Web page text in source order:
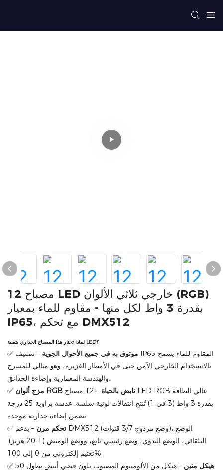
12 مصباح LED خارجي ثلاثي الألوان (RGB)
بقدرة 3 واط لكل منها - مقاوم للماء بمعيار
IP65، مع تحكم DMX512
لماذا تختار هذا المصباح الجداري بتقنية LED؟
✅ موثوق به في جميع الأحوال الجوية – تصنيف IP65 المقاوم للماء يسمح
بالاستخدام الخارجي الآمن حتى في الأمطار الغزيرة، وهو مثالي للمسرح
والهندسة المعمارية وإضاءة الحدائق.
✅
مزج ألوان RGB نابض بالحياة
– 12 مصباح LED RGB عالي الطاقة
بقدرة 3 واط (3 في 1) تُنتج انتقالات لونية سلسة. عدسة بزاوية 25 درجة
تضمن إضاءة جدارية موحدة.
✅
تحكم مرن – يدعم DMX512 (وضع مزدوج 3/7 قنوات)، الوضع
التلقائي، الوضع اليدوي، وضع رئيسي-تابع، ووضع الوميض (1-20 هرتز).
تعتيم إلكتروني من 0 إلى 100%.
✅
هيكل متين
– هيكل من الألومنيوم المصبوب بلون فضي أبيض بطول 50